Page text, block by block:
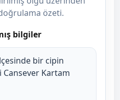
özeti.
bilgiler
bir cipin
Cansever Kartam